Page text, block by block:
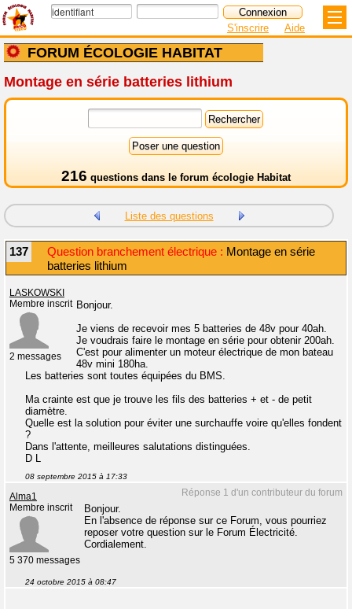
FORUM ÉCOLOGIE HABITAT
S'inscrire Aide
Montage en série batteries lithium
216 questions dans le forum écologie Habitat
Liste des questions
137 Question branchement électrique : Montage en série
batteries lithium
LASKOWSKI
Membre inscrit
2 messages
Bonjour.
Je viens de recevoir mes 5 batteries de 48v pour 40ah.
Je voudrais faire le montage en série pour obtenir 200ah.
C'est pour alimenter un moteur électrique de mon bateau
48v mini 180ha.
Les batteries sont toutes équipées du BMS.
Ma crainte est que je trouve les fils des batteries + et - de petit
diamètre.
Quelle est la solution pour éviter une surchauffe voire qu'elles fondent
?
Dans l'attente, meilleures salutations distinguées.
D L
08 septembre 2015 à 17:33
Réponse 1 d'un contributeur du forum
Alma1
Membre inscrit
5 370 messages
Bonjour.
En l'absence de réponse sur ce Forum, vous pourriez
reposer votre question sur le Forum Électricité.
Cordialement.
24 octobre 2015 à 08:47